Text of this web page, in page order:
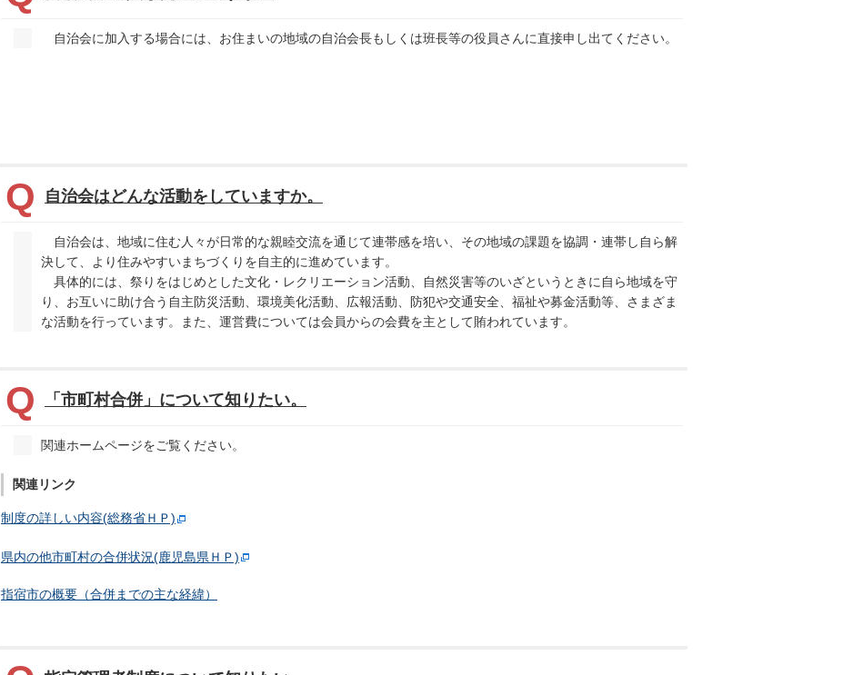
自治会に加入する場合には、お住まいの地域の自治会長もしくは班長等の役員さんに直接申し出てください。
自治会はどんな活動をしていますか。
自治会は、地域に住む人々が日常的な親睦交流を通じて連帯感を培い、その地域の課題を協調・連帯し自ら解
決して、より住みやすいまちづくりを自主的に進めています。
具体的には、祭りをはじめとした文化・レクリエーション活動、自然災害等のいざというときに自ら地域を守
り、お互いに助け合う自主防災活動、環境美化活動、広報活動、防犯や交通安全、福祉や募金活動等、さまざま
な活動を行っています。また、運営費については会員からの会費を主として賄われています。
「市町村合併」について知りたい。
関連ホームページをご覧ください。
関連リンク
制度の詳しい内容(総務省ＨＰ)
県内の他市町村の合併状況(鹿児島県ＨＰ)
指宿市の概要（合併までの主な経緯）